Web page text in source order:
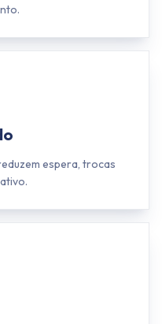
espera, trocas